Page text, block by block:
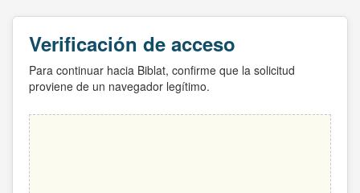
Verificación de acceso
Para continuar hacia Biblat, confirme que la solicitud
proviene de un navegador legítimo.